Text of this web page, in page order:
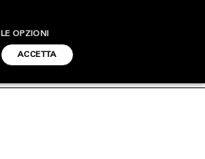
STYLE
FOOTWEARSOLDOUTSERVICE
ACCETTA
OPZIONI